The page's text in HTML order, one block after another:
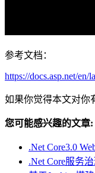
参考文档：
https://docs.asp.net/en/
如果你觉得本文对你
您可能感兴趣的文章:
.Net Core3.0
.Net Core服务